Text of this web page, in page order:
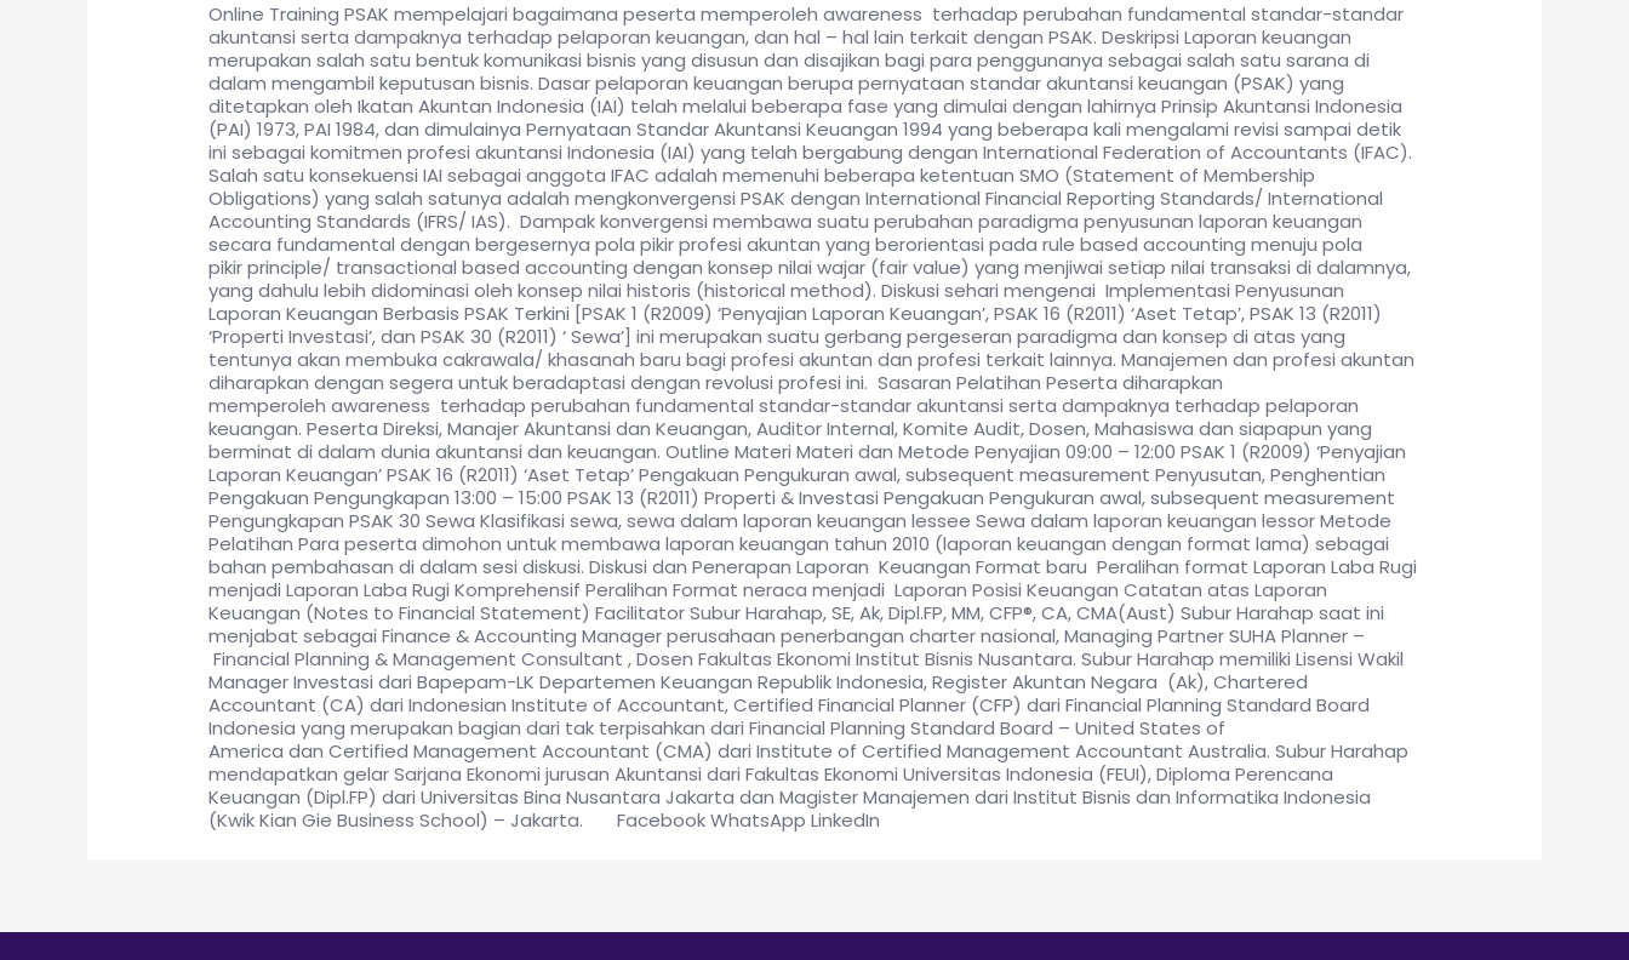
Online Training PSAK mempelajari bagaimana peserta memperoleh awareness terhadap perubahan fundamental standar-standar
akuntansi serta dampaknya terhadap pelaporan keuangan, dan hal – hal lain terkait dengan PSAK. Deskripsi Laporan keuangan
merupakan salah satu bentuk komunikasi bisnis yang disusun dan disajikan bagi para penggunanya sebagai salah satu sarana di
dalam mengambil keputusan bisnis. Dasar pelaporan keuangan berupa pernyataan standar akuntansi keuangan (PSAK) yang
ditetapkan oleh Ikatan Akuntan Indonesia (IAI) telah melalui beberapa fase yang dimulai dengan lahirnya Prinsip Akuntansi Indonesia
(PAI) 1973, PAI 1984, dan dimulainya Pernyataan Standar Akuntansi Keuangan 1994 yang beberapa kali mengalami revisi sampai detik
ini sebagai komitmen profesi akuntansi Indonesia (IAI) yang telah bergabung dengan International Federation of Accountants (IFAC).
Salah satu konsekuensi IAI sebagai anggota IFAC adalah memenuhi beberapa ketentuan SMO (Statement of Membership
Obligations) yang salah satunya adalah mengkonvergensi PSAK dengan International Financial Reporting Standards/ International
Accounting Standards (IFRS/ IAS). Dampak konvergensi membawa suatu perubahan paradigma penyusunan laporan keuangan
secara fundamental dengan bergesernya pola pikir profesi akuntan yang berorientasi pada rule based accounting menuju pola
pikir principle/ transactional based accounting dengan konsep nilai wajar (fair value) yang menjiwai setiap nilai transaksi di dalamnya,
yang dahulu lebih didominasi oleh konsep nilai historis (historical method). Diskusi sehari mengenai Implementasi Penyusunan
Laporan Keuangan Berbasis PSAK Terkini [PSAK 1 (R2009) ‘Penyajian Laporan Keuangan’, PSAK 16 (R2011) ‘Aset Tetap’, PSAK 13 (R2011)
‘Properti Investasi’, dan PSAK 30 (R2011) ‘ Sewa’] ini merupakan suatu gerbang pergeseran paradigma dan konsep di atas yang
tentunya akan membuka cakrawala/ khasanah baru bagi profesi akuntan dan profesi terkait lainnya. Manajemen dan profesi akuntan
diharapkan dengan segera untuk beradaptasi dengan revolusi profesi ini. Sasaran Pelatihan Peserta diharapkan
memperoleh awareness terhadap perubahan fundamental standar-standar akuntansi serta dampaknya terhadap pelaporan
keuangan. Peserta Direksi, Manajer Akuntansi dan Keuangan, Auditor Internal, Komite Audit, Dosen, Mahasiswa dan siapapun yang
berminat di dalam dunia akuntansi dan keuangan. Outline Materi Materi dan Metode Penyajian 09:00 – 12:00 PSAK 1 (R2009) ‘Penyajian
Laporan Keuangan’ PSAK 16 (R2011) ‘Aset Tetap’ Pengakuan Pengukuran awal, subsequent measurement Penyusutan, Penghentian
Pengakuan Pengungkapan 13:00 – 15:00 PSAK 13 (R2011) Properti & Investasi Pengakuan Pengukuran awal, subsequent measurement
Pengungkapan PSAK 30 Sewa Klasifikasi sewa, sewa dalam laporan keuangan lessee Sewa dalam laporan keuangan lessor Metode
Pelatihan Para peserta dimohon untuk membawa laporan keuangan tahun 2010 (laporan keuangan dengan format lama) sebagai
bahan pembahasan di dalam sesi diskusi. Diskusi dan Penerapan Laporan Keuangan Format baru Peralihan format Laporan Laba Rugi
menjadi Laporan Laba Rugi Komprehensif Peralihan Format neraca menjadi Laporan Posisi Keuangan Catatan atas Laporan
Keuangan (Notes to Financial Statement) Facilitator Subur Harahap, SE, Ak, Dipl.FP, MM, CFP®, CA, CMA(Aust) Subur Harahap saat ini
menjabat sebagai Finance & Accounting Manager perusahaan penerbangan charter nasional, Managing Partner SUHA Planner –
Financial Planning & Management Consultant , Dosen Fakultas Ekonomi Institut Bisnis Nusantara. Subur Harahap memiliki Lisensi Wakil
Manager Investasi dari Bapepam-LK Departemen Keuangan Republik Indonesia, Register Akuntan Negara (Ak), Chartered
Accountant (CA) dari Indonesian Institute of Accountant, Certified Financial Planner (CFP) dari Financial Planning Standard Board
Indonesia yang merupakan bagian dari tak terpisahkan dari Financial Planning Standard Board – United States of
America dan Certified Management Accountant (CMA) dari Institute of Certified Management Accountant Australia. Subur Harahap
mendapatkan gelar Sarjana Ekonomi jurusan Akuntansi dari Fakultas Ekonomi Universitas Indonesia (FEUI), Diploma Perencana
Keuangan (Dipl.FP) dari Universitas Bina Nusantara Jakarta dan Magister Manajemen dari Institut Bisnis dan Informatika Indonesia
(Kwik Kian Gie Business School) – Jakarta. Facebook WhatsApp LinkedIn